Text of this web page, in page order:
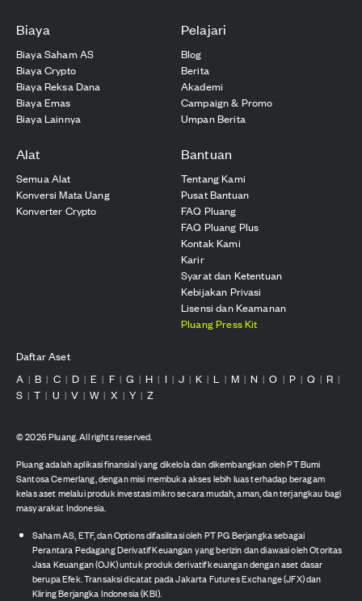
Biaya
Biaya Saham AS
Biaya Crypto
Biaya Reksa Dana
Biaya Emas
Biaya Lainnya
Pelajari
Blog
Berita
Akademi
Campaign & Promo
Umpan Berita
Alat
Semua Alat
Konversi Mata Uang
Konverter Crypto
Bantuan
Tentang Kami
Pusat Bantuan
FAQ Pluang
FAQ Pluang Plus
Kontak Kami
Karir
Syarat dan Ketentuan
Kebijakan Privasi
Lisensi dan Keamanan
Pluang Press Kit
Daftar Aset
A | B | C | D | E | F | G | H | I | J | K | L | M | N | O | P | Q | R |
S | T | U | V | W | X | Y | Z
©2026Pluang. All rights reserved.
Pluang adalah aplikasi finansial yang dikelola dan dikembangkan oleh PT Bumi
Santosa Cemerlang, dengan misi membuka akses lebih luas terhadap beragam
kelas aset melalui produk investasi mikro secara mudah, aman, dan terjangkau bagi
masyarakat Indonesia.
Saham AS, ETF, dan Options difasilitasi oleh PT PG Berjangka sebagai
Perantara Pedagang Derivatif Keuangan yang berizin dan diawasi oleh Otoritas
Jasa Keuangan (OJK) untuk produk derivatif keuangan dengan aset dasar
berupa Efek. Transaksi dicatat pada Jakarta Futures Exchange (JFX) dan
Kliring Berjangka Indonesia (KBI).